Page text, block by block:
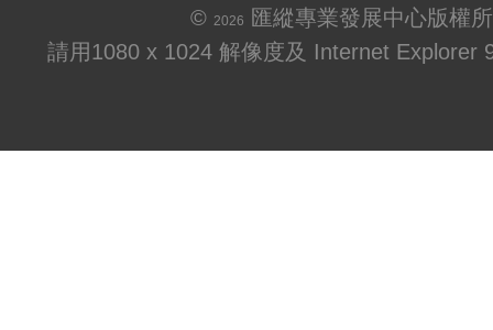
© 2026
匯縱專業發展中心版權
請用1080 x 1024 解像度及 Internet Explorer